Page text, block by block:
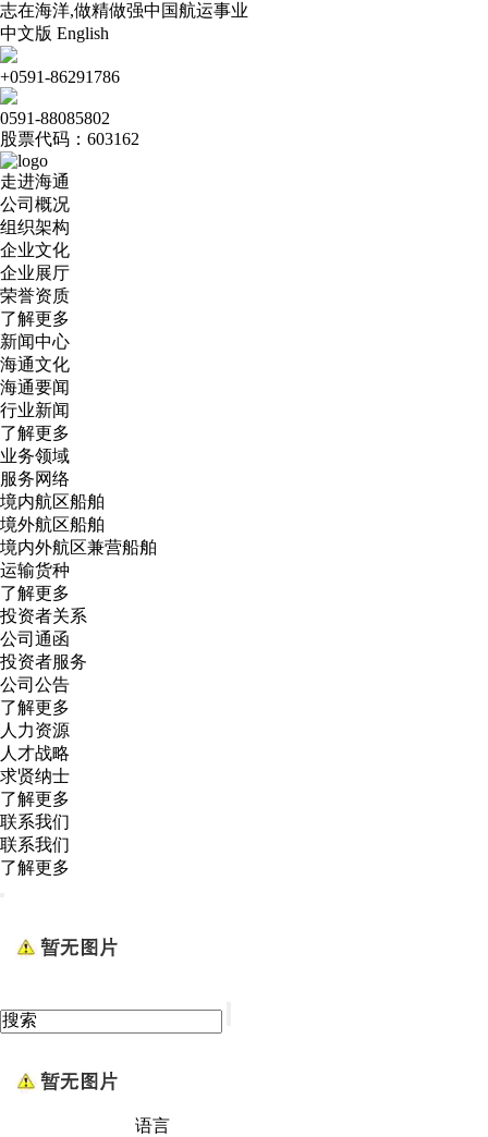
志在海洋,做精做强中国航运事业
中文版 English
+0591-86291786
0591-88085802
股票代码：603162
走进海通
公司概况
组织架构
企业文化
企业展厅
荣誉资质
了解更多
新闻中心
海通文化
海通要闻
行业新闻
了解更多
业务领域
服务网络
境内航区船舶
境外航区船舶
境内外航区兼营船舶
运输货种
了解更多
投资者关系
公司通函
投资者服务
公司公告
了解更多
人力资源
人才战略
求贤纳士
了解更多
联系我们
联系我们
了解更多
语言